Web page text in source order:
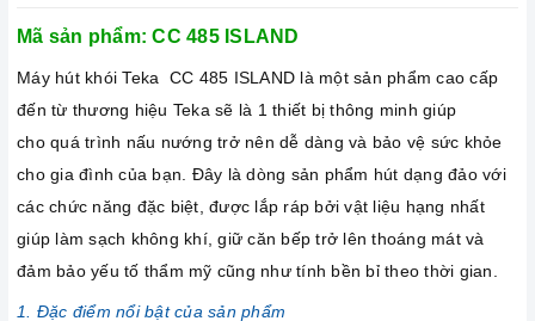
Mã sản phẩm:CC 485 ISLAND
Máy hút khói Teka
CC 485 ISLAND là một sản phẩm cao cấp
đến từ thương hiệu Teka sẽ là 1 thiết bị thông minh giúp
cho quá trình nấu nướng trở nên dễ dàng và bảo vệ sức khỏe
cho gia đình của bạn. Đây là dòng sản phẩm hút dạng đảo với
các chức năng đặc biệt, được lắp ráp bởi vật liệu hạng nhất
giúp làm sạch không khí, giữ căn bếp trở lên thoáng mát và
đảm bảo yếu tố thẩm mỹ cũng như tính bền bỉ theo thời gian.
1. Đặc điểm nổi bật của sản phẩm